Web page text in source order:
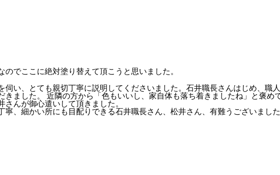
でここに絶対塗り替えて頂こうと思いました。
伺い、とても親切丁寧に説明してくださいました。石井職長さんはじめ、職
きました。 近隣の方から「色もいいし、家自体も落ち着きましたね」と褒
んが御心遣いして頂きました。
寧、細かい所にも目配りできる石井職長さん、松井さん、有難うございました